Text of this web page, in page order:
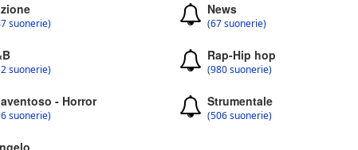
suonerie)
News
(67 suonerie)
suonerie)
Rap-Hip hop
(980 suonerie)
- Horror
suonerie)
Strumentale
(506 suonerie)